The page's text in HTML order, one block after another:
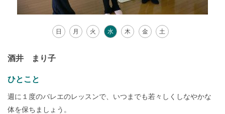
日 月 火 水 木 金 土
酒井 まり子
ひとこと
週に１度のバレエのレッスンで、いつまでも若々しくしなやかな
体を保ちましょう。